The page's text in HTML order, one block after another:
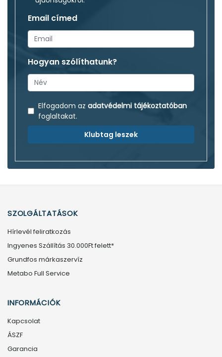
Email címed
Hogyan szólíthatunk?
Elfogadom az adatvédelmi tájékoztatóban
foglaltakat.
Klubtag leszek
SZOLGÁLTATÁSOK
Hírlevél feliratkozás
Ingyenes Szállítás 30.000Ft felett*
Grundfos márkaszervíz
Metabo Full Service
INFORMÁCIÓK
Kapcsolat
ÁSZF
Garancia